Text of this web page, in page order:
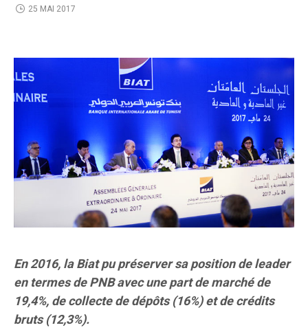
25 MAI 2017
En 2016, la Biat pu préserver sa position de leader
en termes de PNB avec une part de marché de
19,4%, de collecte de dépôts (16%) et de crédits
bruts (12,3%).